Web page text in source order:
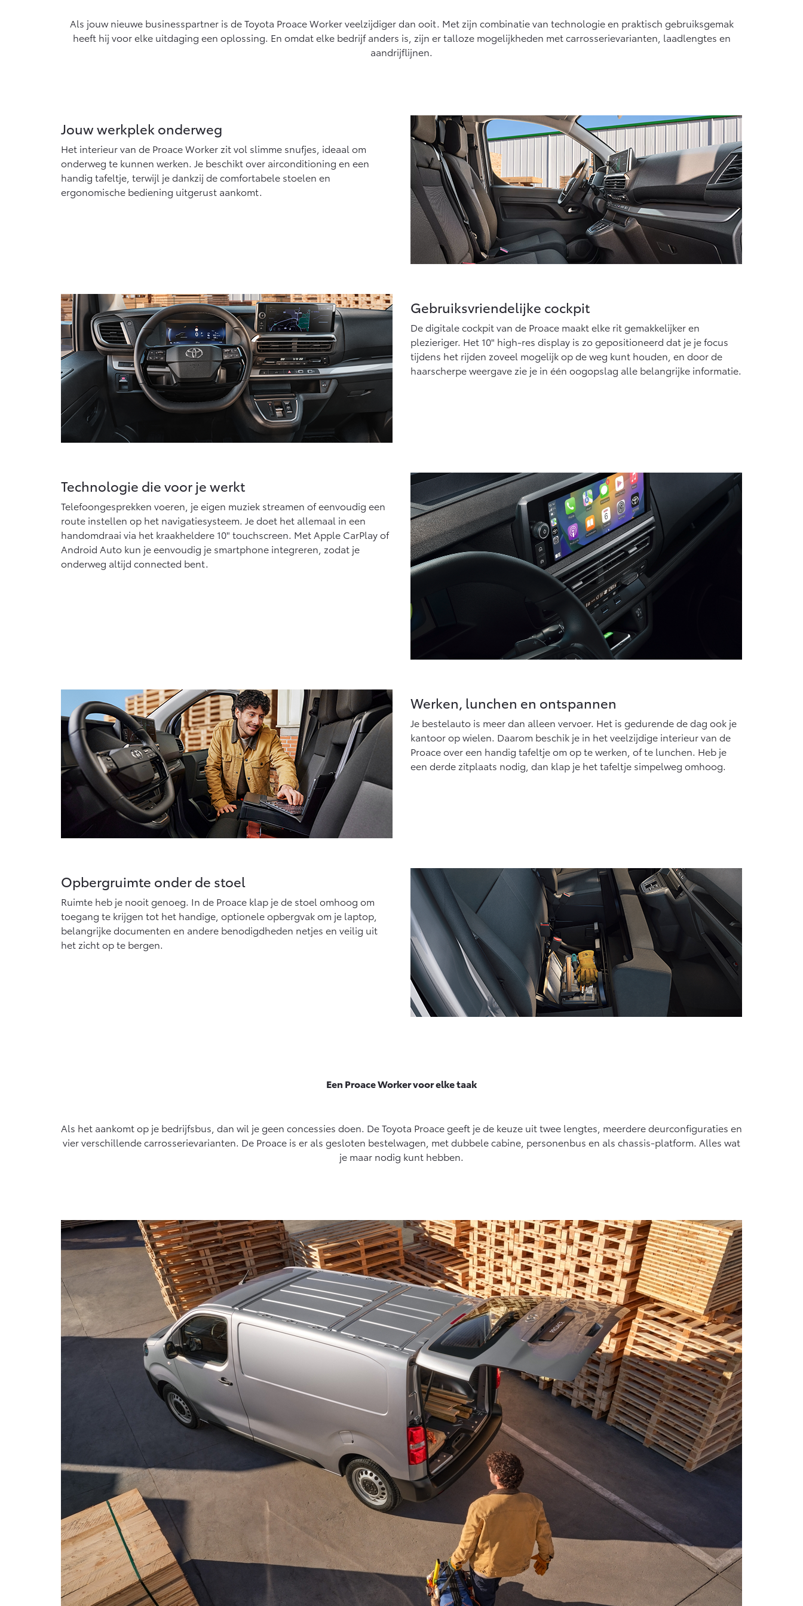
OOK ALS BATTERIJ-
ELEKTRISCH
OOK ALS BATTERIJ-
ELEKTRISCH
Als jouw nieuwe businesspartner is de Toyota Proace Worker veelzijdiger dan ooit. Met zijn combinatie van technologie en praktisch gebruiksgemak
heeft hij voor elke uitdaging een oplossing. En omdat elke bedrijf anders is, zijn er talloze mogelijkheden met carrosserievarianten, laadlengtes en
aandrijflijnen.
Jouw werkplek onderweg
Het interieur van de Proace Worker zit vol slimme snufjes, ideaal om
onderweg te kunnen werken. Je beschikt over airconditioning en een
handig tafeltje, terwijl je dankzij de comfortabele stoelen en
ergonomische bediening uitgerust aankomt.
Gebruiksvriendelijke cockpit
De digitale cockpit van de Proace maakt elke rit gemakkelijker en
plezieriger. Het 10" high-res display is zo gepositioneerd dat je je focus
tijdens het rijden zoveel mogelijk op de weg kunt houden, en door de
haarscherpe weergave zie je in één oogopslag alle belangrijke informatie.
Technologie die voor je werkt
Telefoongesprekken voeren, je eigen muziek streamen of eenvoudig een
route instellen op het navigatiesysteem. Je doet het allemaal in een
handomdraai via het kraakheldere 10" touchscreen. Met Apple CarPlay of
Android Auto kun je eenvoudig je smartphone integreren, zodat je
onderweg altijd connected bent.
Werken, lunchen en ontspannen
Je bestelauto is meer dan alleen vervoer. Het is gedurende de dag ook je
kantoor op wielen. Daarom beschik je in het veelzijdige interieur van de
Proace over een handig tafeltje om op te werken, of te lunchen. Heb je
een derde zitplaats nodig, dan klap je het tafeltje simpelweg omhoog.
Opbergruimte onder de stoel
Ruimte heb je nooit genoeg. In de Proace klap je de stoel omhoog om
toegang te krijgen tot het handige, optionele opbergvak om je laptop,
belangrijke documenten en andere benodigdheden netjes en veilig uit
het zicht op te bergen.
Een Proace Worker voor elke taak
Als het aankomt op je bedrijfsbus, dan wil je geen concessies doen. De Toyota Proace geeft je de keuze uit twee lengtes, meerdere deurconfiguraties en
vier verschillende carrosserievarianten. De Proace is er als gesloten bestelwagen, met dubbele cabine, personenbus en als chassis-platform. Alles wat
je maar nodig kunt hebben.